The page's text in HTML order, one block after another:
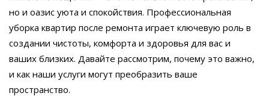
но и оазис уюта и спокойствия. Профессиональная
уборка квартир после ремонта играет ключевую роль в
создании чистоты, комфорта и здоровья для вас и
ваших близких. Давайте рассмотрим, почему это важно,
и как наши услуги могут преобразить ваше
пространство.